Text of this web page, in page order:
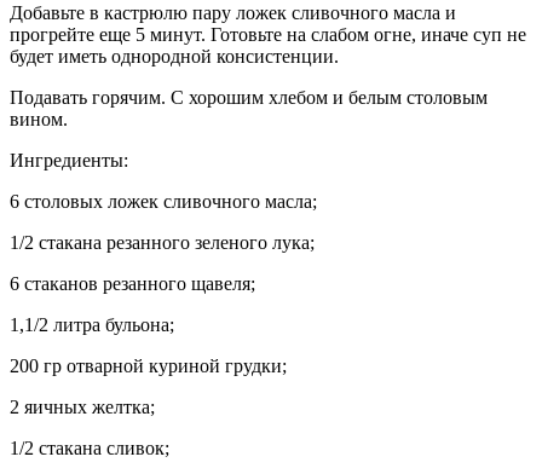
Добавьте в кастрюлю пару ложек сливочного масла и
прогрейте еще 5 минут. Готовьте на слабом огне, иначе суп не
будет иметь однородной консистенции.
Подавать горячим. С хорошим хлебом и белым столовым
вином.
Ингредиенты:
6 столовых ложек сливочного масла;
1/2 стакана резанного зеленого лука;
6 стаканов резанного щавеля;
1,1/2 литра бульона;
200 гр отварной куриной грудки;
2 яичных желтка;
1/2 стакана сливок;